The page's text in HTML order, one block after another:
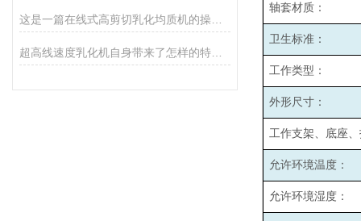
轴套材质：
卫生标准：
工作类型：
外形尺寸：
工作支架、底座
允许环境温度：
允许环境湿度：